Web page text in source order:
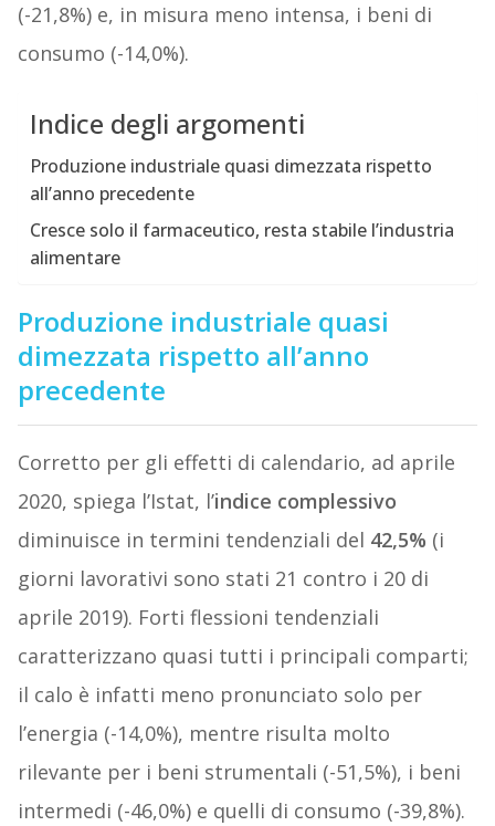
(-21,8%) e, in misura meno intensa, i beni di
consumo (-14,0%).
Indice degli argomenti
Produzione industriale quasi dimezzata rispetto
all’anno precedente
Cresce solo il farmaceutico, resta stabile l’industria
alimentare
Produzione industriale quasi
dimezzata rispetto all’anno
precedente
Corretto per gli effetti di calendario, ad aprile
2020, spiega l’Istat, l’indice complessivo
diminuisce in termini tendenziali del 42,5% (i
giorni lavorativi sono stati 21 contro i 20 di
aprile 2019). Forti flessioni tendenziali
caratterizzano quasi tutti i principali comparti;
il calo è infatti meno pronunciato solo per
l’energia (-14,0%), mentre risulta molto
rilevante per i beni strumentali (-51,5%), i beni
intermedi (-46,0%) e quelli di consumo (-39,8%).